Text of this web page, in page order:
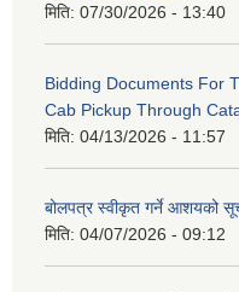
मिति: 07/30/2026 - 13:40
Bidding Documents For
Cab Pickup Through
मिति: 04/13/2026 - 11:57
बोलपत्र स्वीकृत गर्ने आशयको
मिति: 04/07/2026 - 09:12